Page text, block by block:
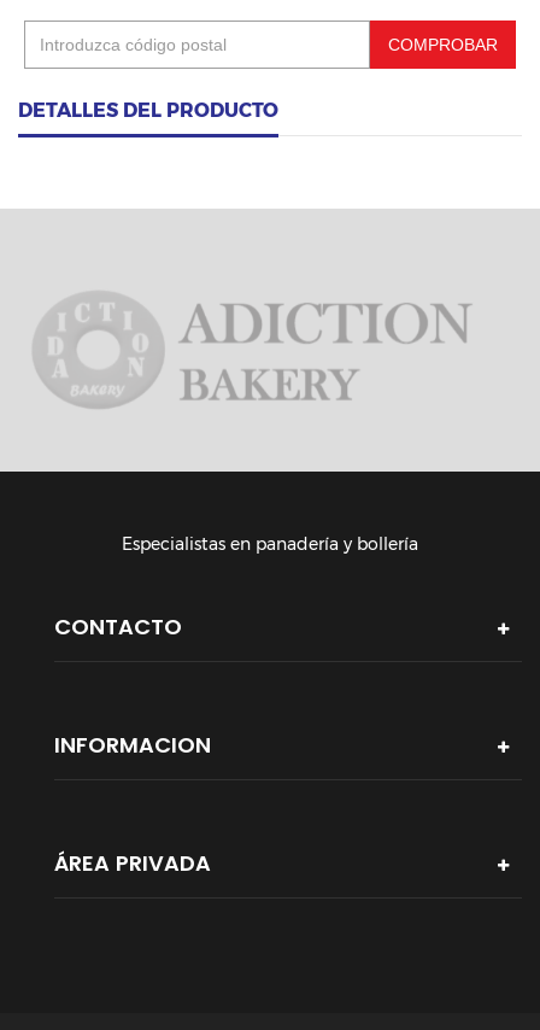
COMPROBAR
DETALLES DEL PRODUCTO
Especialistas en panadería y bollería
CONTACTO
INFORMACION
ÁREA PRIVADA